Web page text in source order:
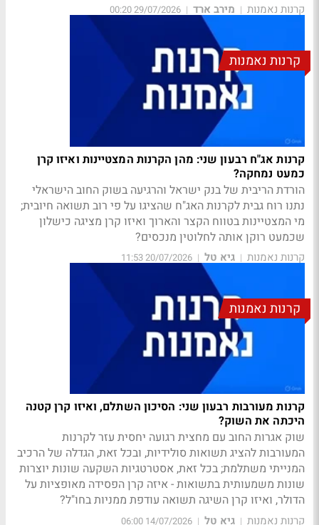
קרנות נאמנות | מירב ארד |
29/07/2026 00:20
קרנות נאמנות
קרנות אג"ח רבעון שני: מהן הקרנות המצטיינות ואיזו קרן
כמעט נמחקה?
הורדת הריבית של בנק ישראל והרגיעה בשוק החוב הישראלי
נתנו רוח גבית לקרנות האג"ח שהציגו על פי רוב תשואה חיובית;
מי המצטיינות בטווח הקצר והארוך ואיזו קרן מציגה כישלון
שכמעט רוקן אותה לחלוטין מנכסים?
קרנות נאמנות | גיא טל |
20/07/2026 11:53
קרנות נאמנות
קרנות מעורבות רבעון שני: הסיכון השתלם, ואיזו קרן קטנה
היכתה את השוק?
שוק אגרות החוב עם מחצית רגועה יחסית עזר לקרנות
המעורבות להציג תשואות סולידיות, ובכל זאת, הגדלה של הרכיב
המנייתי משתלמת; בכל זאת, אסטרטגיות השקעה שונות יוצרות
שונות משמעותית בתשואות - איזה קרן הפסידה מאופציות על
הדולר, ואיזו קרן השיגה תשואה עודפת ממניות בחו"ל?
קרנות נאמנות | גיא טל |
14/07/2026 06:00